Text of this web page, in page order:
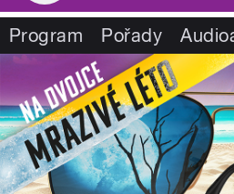
Program Pořady